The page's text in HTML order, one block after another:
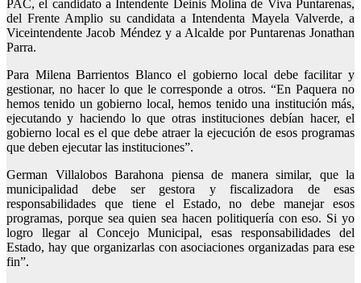
PAC, el candidato a Intendente Deinis Molina de Viva Puntarenas,
del Frente Amplio su candidata a Intendenta Mayela Valverde, a
Viceintendente Jacob Méndez y a Alcalde por Puntarenas Jonathan
Parra.
Para Milena Barrientos Blanco el gobierno local debe facilitar y
gestionar, no hacer lo que le corresponde a otros. “En Paquera no
hemos tenido un gobierno local, hemos tenido una institución más,
ejecutando y haciendo lo que otras instituciones debían hacer, el
gobierno local es el que debe atraer la ejecución de esos programas
que deben ejecutar las instituciones”.
German Villalobos Barahona piensa de manera similar, que la
municipalidad debe ser gestora y fiscalizadora de esas
responsabilidades que tiene el Estado, no debe manejar esos
programas, porque sea quien sea hacen politiquería con eso. Si yo
logro llegar al Concejo Municipal, esas responsabilidades del
Estado, hay que organizarlas con asociaciones organizadas para ese
fin”.